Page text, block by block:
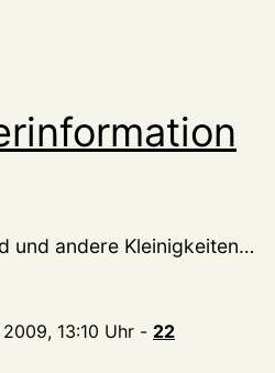
und andere Kleinigkeiten…
13:10 Uhr - 22